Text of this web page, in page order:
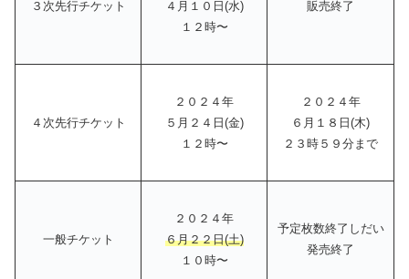
３次先行チケット
４月１０日(水)
１２時〜
販売終了
４次先行チケット
２０２４年
５月２４日(金)
１２時〜
２０２４年
６月１８日(木)
２３時５９分まで
一般チケット
２０２４年
６月２２日(土)
１０時〜
予定枚数終了しだい
発売終了